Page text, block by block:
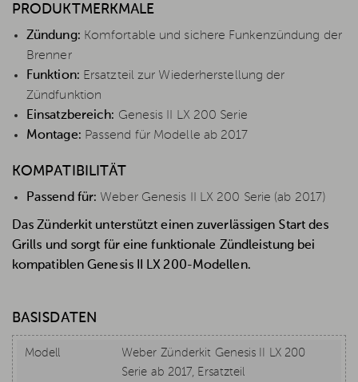
PRODUKTMERKMALE
Zündung: Komfortable und sichere Funkenzündung der
Brenner
Funktion: Ersatzteil zur Wiederherstellung der
Zündfunktion
Einsatzbereich: Genesis II LX 200 Serie
Montage: Passend für Modelle ab 2017
KOMPATIBILITÄT
Passend für: Weber Genesis II LX 200 Serie (ab 2017)
Das Zünderkit unterstützt einen zuverlässigen Start des
Grills und sorgt für eine funktionale Zündleistung bei
kompatiblen Genesis II LX 200-Modellen.
BASISDATEN
Modell
Weber Zünderkit Genesis II LX 200
Serie ab 2017, Ersatzteil